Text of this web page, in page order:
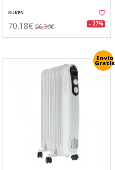
KUKEN
70,18€ 96,36€ - 27%
Envío
Gratis